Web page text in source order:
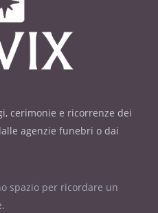
cerimonie e ricorrenze dei
agenzie funebri o dai
spazio per ricordare un